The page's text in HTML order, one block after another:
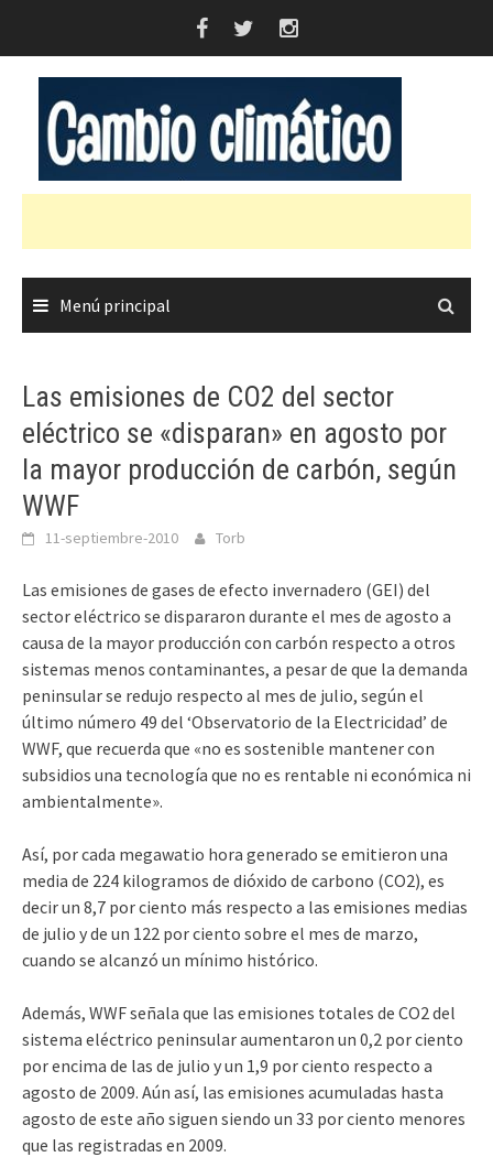
Menú principal
Las emisiones de CO2 del sector
eléctrico se «disparan» en agosto por
la mayor producción de carbón, según
WWF
11-septiembre-2010 Torb
Las emisiones de gases de efecto invernadero (GEI) del
sector eléctrico se dispararon durante el mes de agosto a
causa de la mayor producción con carbón respecto a otros
sistemas menos contaminantes, a pesar de que la demanda
peninsular se redujo respecto al mes de julio, según el
último número 49 del ‘Observatorio de la Electricidad’ de
WWF, que recuerda que «no es sostenible mantener con
subsidios una tecnología que no es rentable ni económica ni
ambientalmente».
Así, por cada megawatio hora generado se emitieron una
media de 224 kilogramos de dióxido de carbono (CO2), es
decir un 8,7 por ciento más respecto a las emisiones medias
de julio y de un 122 por ciento sobre el mes de marzo,
cuando se alcanzó un mínimo histórico.
Además, WWF señala que las emisiones totales de CO2 del
sistema eléctrico peninsular aumentaron un 0,2 por ciento
por encima de las de julio y un 1,9 por ciento respecto a
agosto de 2009. Aún así, las emisiones acumuladas hasta
agosto de este año siguen siendo un 33 por ciento menores
que las registradas en 2009.